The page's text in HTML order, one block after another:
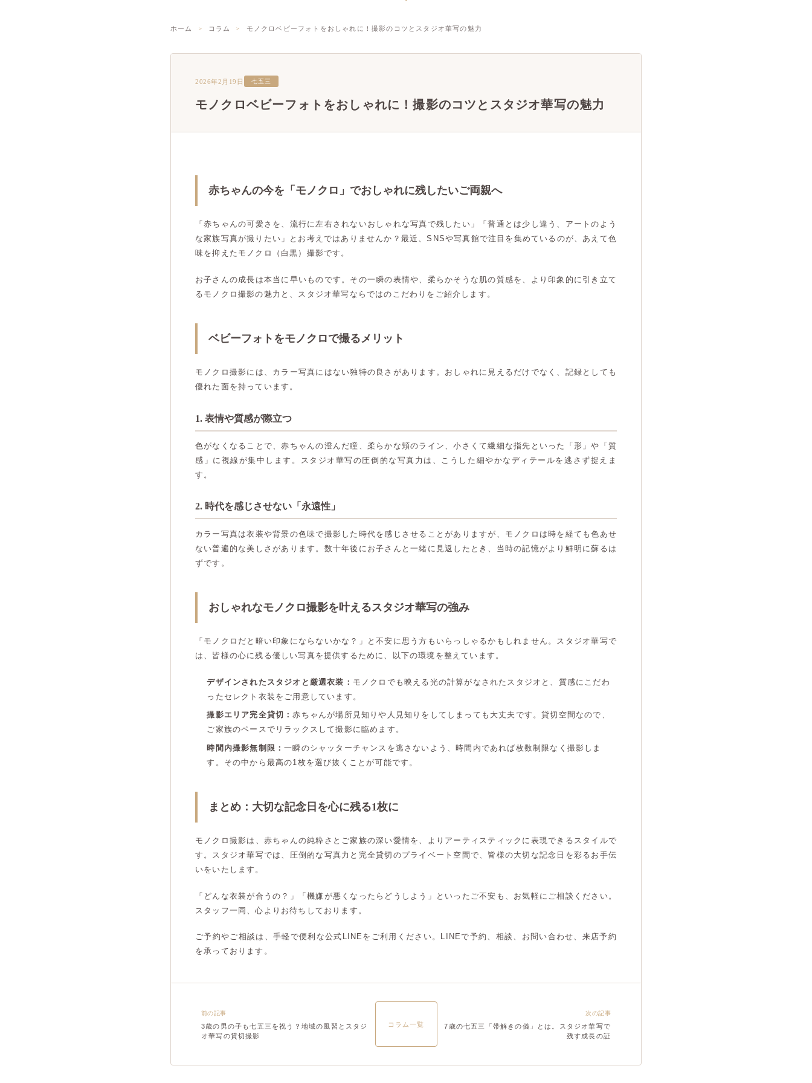
ホーム コラム モノクロベビーフォトをおしゃれに！撮影のコツとスタジオ華写の魅力
2026年2月19日 七五三
モノクロベビーフォトをおしゃれに！撮影のコツとスタジオ華写の魅力
赤ちゃんの今を「モノクロ」でおしゃれに残したいご両親へ
「赤ちゃんの可愛さを、流行に左右されないおしゃれな写真で残したい」「普通とは少し違う、アートのよう
な家族写真が撮りたい」とお考えではありませんか？最近、SNSや写真館で注目を集めているのが、あえて色
味を抑えたモノクロ（白黒）撮影です。
お子さんの成長は本当に早いものです。その一瞬の表情や、柔らかそうな肌の質感を、より印象的に引き立て
るモノクロ撮影の魅力と、スタジオ華写ならではのこだわりをご紹介します。
ベビーフォトをモノクロで撮るメリット
モノクロ撮影には、カラー写真にはない独特の良さがあります。おしゃれに見えるだけでなく、記録としても
優れた面を持っています。
1. 表情や質感が際立つ
色がなくなることで、赤ちゃんの澄んだ瞳、柔らかな頬のライン、小さくて繊細な指先といった「形」や「質
感」に視線が集中します。スタジオ華写の圧倒的な写真力は、こうした細やかなディテールを逃さず捉えま
す。
2. 時代を感じさせない「永遠性」
カラー写真は衣装や背景の色味で撮影した時代を感じさせることがありますが、モノクロは時を経ても色あせ
ない普遍的な美しさがあります。数十年後にお子さんと一緒に見返したとき、当時の記憶がより鮮明に蘇るは
ずです。
おしゃれなモノクロ撮影を叶えるスタジオ華写の強み
「モノクロだと暗い印象にならないかな？」と不安に思う方もいらっしゃるかもしれません。スタジオ華写で
は、皆様の心に残る優しい写真を提供するために、以下の環境を整えています。
デザインされたスタジオと厳選衣装： モノクロでも映える光の計算がなされたスタジオと、質感にこだわ
ったセレクト衣装をご用意しています。
撮影エリア完全貸切：赤ちゃんが場所見知りや人見知りをしてしまっても大丈夫です。貸切空間なので、
ご家族のペースでリラックスして撮影に臨めます。
時間内撮影無制限：一瞬のシャッターチャンスを逃さないよう、時間内であれば枚数制限なく撮影しま
す。その中から最高の1枚を選び抜くことが可能です。
まとめ：大切な記念日を心に残る1枚に
モノクロ撮影は、赤ちゃんの純粋さとご家族の深い愛情を、よりアーティスティックに表現できるスタイルで
す。スタジオ華写では、圧倒的な写真力と完全貸切のプライベート空間で、皆様の大切な記念日を彩るお手伝
いをいたします。
「どんな衣装が合うの？」「機嫌が悪くなったらどうしよう」といったご不安も、お気軽にご相談ください。
スタッフ一同、心よりお待ちしております。
ご予約やご相談は、手軽で便利な公式LINEをご利用ください。LINEで予約、相談、お問い合わせ、来店予約
を承っております。
前の記事
3歳の男の子も七五三を祝う？地域の風習とスタジ
オ華写の貸切撮影
コラム一覧
次の記事
7歳の七五三「帯解きの儀」とは。スタジオ華写で
残す成長の証